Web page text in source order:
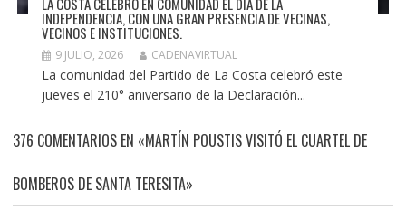
INDEPENDENCIA, CON UNA GRAN PRESENCIA DE VECINAS,
VECINOS E INSTITUCIONES.
9 JULIO, 2026 CADENAVIRTUAL
La comunidad del Partido de La Costa celebró este
jueves el 210° aniversario de la Declaración...
376 COMENTARIOS EN «MARTÍN POUSTIS VISITÓ EL CUARTEL DE
BOMBEROS DE SANTA TERESITA»